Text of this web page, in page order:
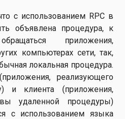
с использованием RPC в
объявлена процедура, к
приложения,
компьютерах сети, так,
локальная процедура.
реализующего
и клиента (приложения,
удаленной процедуры)
с использованием языка